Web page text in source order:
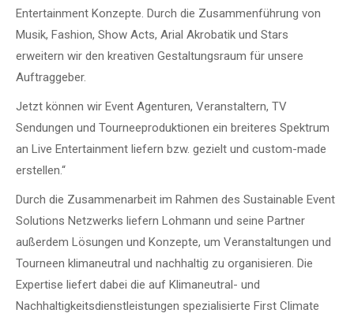
Entertainment Konzepte. Durch die Zusammenführung von
Musik, Fashion, Show Acts, Arial Akrobatik und Stars
erweitern wir den kreativen Gestaltungsraum für unsere
Auftraggeber.
Jetzt können wir Event Agenturen, Veranstaltern, TV
Sendungen und Tourneeproduktionen ein breiteres Spektrum
an Live Entertainment liefern bzw. gezielt und custom-made
erstellen.“
Durch die Zusammenarbeit im Rahmen des Sustainable Event
Solutions Netzwerks liefern Lohmann und seine Partner
außerdem Lösungen und Konzepte, um Veranstaltungen und
Tourneen klimaneutral und nachhaltig zu organisieren. Die
Expertise liefert dabei die auf Klimaneutral- und
Nachhaltigkeitsdienstleistungen spezialisierte First Climate